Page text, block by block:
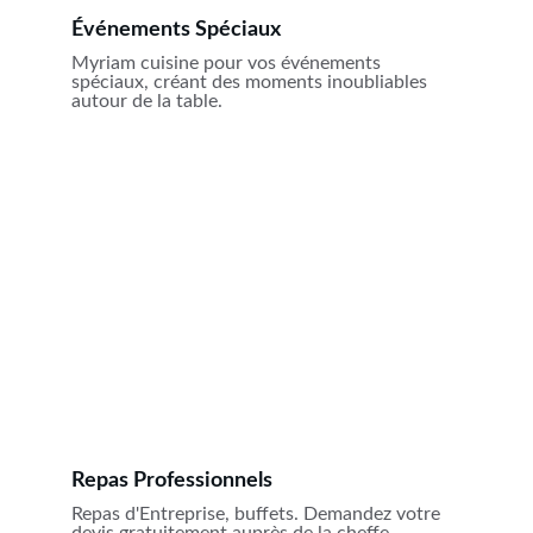
Événements Spéciaux
Myriam cuisine pour vos événements
spéciaux, créant des moments inoubliables
autour de la table.
Repas d'Entreprise, buffets. Demandez votre
Repas Professionnels